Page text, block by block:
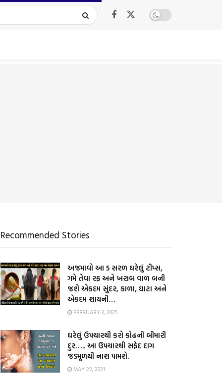
Recommended Stories
અજમાવો આ 5 સરળ ઘરેલું ટીપ્સ,
ગમે તેવા રફ અને ખરાબ વાળ બની
જશે એકદમ સુંદર, કાળા, ઘાટા અને
એકદમ શાયની…
FEBRUARY 3, 2025
ઘરેલું ઉપચારથી કરો કોઢની બીમારી
દુર….. આ ઉપચારથી સફેદ દાગ
જડમૂળથી નાશ પામશે.
MAY 22, 2021